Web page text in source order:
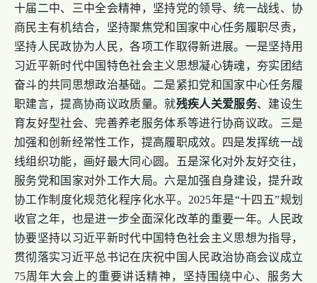
十届二中、三中全会精神，坚持党的领导、统一战线、协
商民主有机结合，坚持聚焦党和国家中心任务履职尽责，
坚持人民政协为人民，各项工作取得新进展。一是坚持用
习近平新时代中国特色社会主义思想凝心铸魂，夯实团结
奋斗的共同思想政治基础。二是紧扣党和国家中心任务履
职建言，提高协商议政质量。就残疾人关爱服务、建设生
育友好型社会、完善养老服务体系等进行协商议政。三是
加强和创新经常性工作，提高履职成效。四是发挥统一战
线组织功能，画好最大同心圆。五是深化对外友好交往，
服务党和国家对外工作大局。六是加强自身建设，提升政
协工作制度化规范化程序化水平。2025年是“十四五”规划
收官之年，也是进一步全面深化改革的重要一年。人民政
协要坚持以习近平新时代中国特色社会主义思想为指导，
贯彻落实习近平总书记在庆祝中国人民政治协商会议成立
75周年大会上的重要讲话精神，坚持围绕中心、服务大